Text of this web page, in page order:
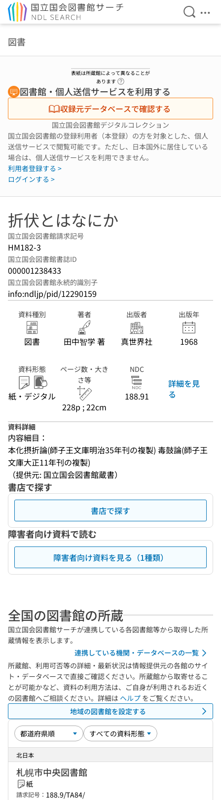
検索を
メ
図書
表紙は所蔵館によって異なることが
あります
図書館・個人送信サービスを利用する
収録元データベースで確認する
国立国会図書館デジタルコレクション
国立国会図書館の登録利用者（本登録）の方を対象とした、個人
送信サービスで閲覧可能です。ただし、日本国外に居住している
場合は、個人送信サービスを利用できません。
利用者登録する >
ログインする >
折伏とはなにか
国立国会図書館請求記号
HM182-3
国立国会図書館書誌ID
000001238433
国立国会図書館永続的識別子
info:ndljp/pid/12290159
資料種別
図書
著者
田中智学 著
出版者
真世界社
出版年
1968
資料形態
紙・デジタル
ページ数・大き
さ等
228p ; 22cm
NDC
188.91
詳細を見
る
資料詳細
内容細目：
本化摂折論(師子王文庫明治35年刊の複製) 毒鼓論(師子王
文庫大正11年刊の複製)
（提供元: 国立国会図書館蔵書）
書店で探す
書店で探す
障害者向け資料で読む
障害者向け資料を見る（1種類）
全国の図書館の所蔵
国立国会図書館サーチが連携している各図書館等から取得した所
蔵情報を表示します。
連携している機関・データベースの一覧
所蔵館、利用可否等の詳細・最新状況は情報提供元の各館のサイ
ト・データベースで直接ご確認ください。所蔵館から取寄せるこ
とが可能かなど、資料の利用方法は、ご自身が利用されるお近く
の図書館へご相談ください。詳細は ヘルプ をご覧ください。
地域の図書館を設定する
北日本
札幌市中央図書館
紙
請求記号： 188.9/TA84/